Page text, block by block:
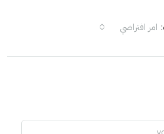
امر افتراضي